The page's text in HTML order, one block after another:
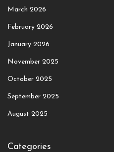
March 2026
February 2026
January 2026
November 2025
October 2025
September 2025
August 2025
Categories